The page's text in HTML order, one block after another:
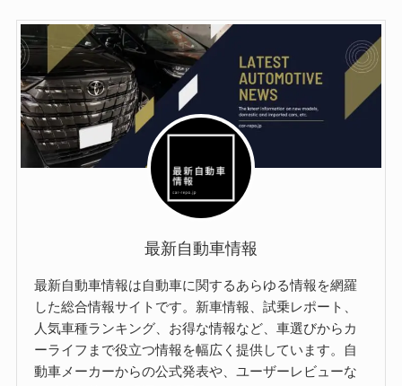
最新自動車情報
最新自動車情報は自動車に関するあらゆる情報を網羅
した総合情報サイトです。新車情報、試乗レポート、
人気車種ランキング、お得な情報など、車選びからカ
ーライフまで役立つ情報を幅広く提供しています。自
動車メーカーからの公式発表や、ユーザーレビューな